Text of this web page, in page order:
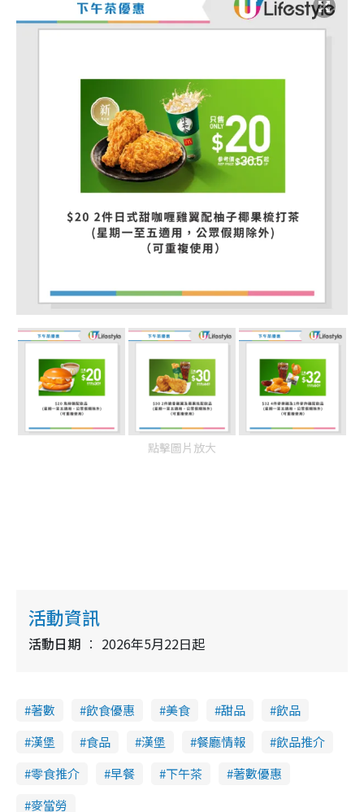
點擊圖片放大
活動資訊
活動日期 2026年5月22日起
著數 飲食優惠 美食 甜品
飲品
漢堡
食品 漢堡 餐廳情報
飲品推介
零食推介
早餐 下午茶
著數優惠
麥當勞